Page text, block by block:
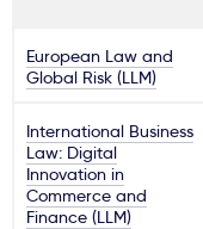
European Law and
Global Risk (LLM)
International Business
Law: Digital
Innovation in
Commerce and
Finance (LLM)